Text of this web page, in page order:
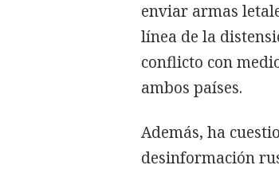
enviar armas
línea de la
conflicto con
ambos países.
Además, ha
desinformación